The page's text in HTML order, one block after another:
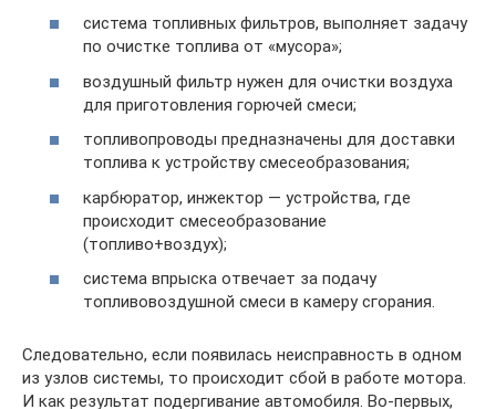
система топливных фильтров, выполняет задачу
по очистке топлива от «мусора»;
воздушный фильтр нужен для очистки воздуха
для приготовления горючей смеси;
топливопроводы предназначены для доставки
топлива к устройству смесеобразования;
карбюратор, инжектор — устройства, где
происходит смесеобразование
(топливо+воздух);
система впрыска отвечает за подачу
топливовоздушной смеси в камеру сгорания.
Следовательно, если появилась неисправность в одном
из узлов системы, то происходит сбой в работе мотора.
И как результат подергивание автомобиля. Во-первых,